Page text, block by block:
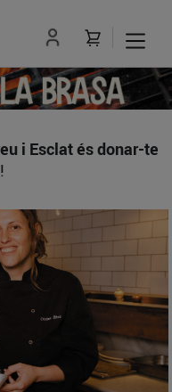
i Esclat és donar-te